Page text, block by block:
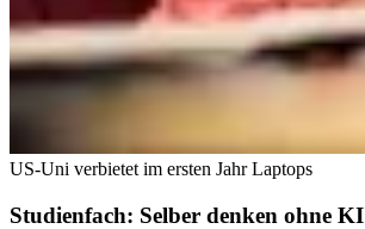
US-Uni verbietet im ersten Jahr Laptops
Studienfach: Selber denken ohne KI